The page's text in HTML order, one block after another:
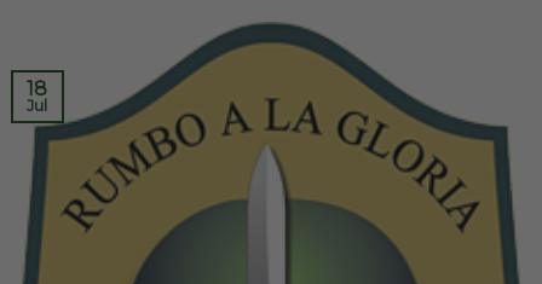
18
Jul